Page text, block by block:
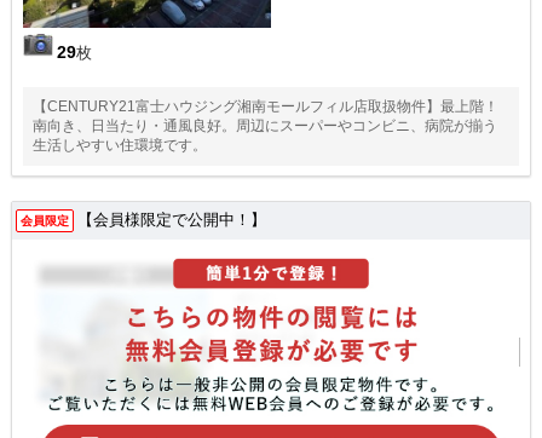
29枚
【CENTURY21富士ハウジング湘南モールフィル店取扱物件】最上階！
南向き、日当たり・通風良好。周辺にスーパーやコンビニ、病院が揃う
生活しやすい住環境です。
会員限定 【会員様限定で公開中！】